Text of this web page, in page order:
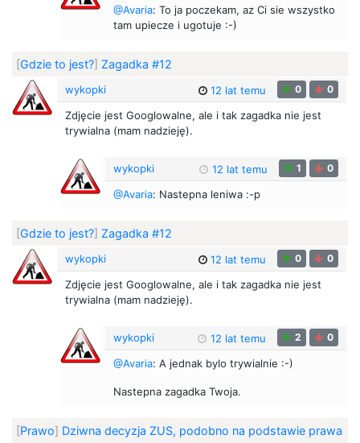
@Avaria: To ja poczekam, az Ci sie wszystko
tam upiecze i ugotuje :-)
[Gdzie to jest?] Zagadka #12
wykopki 12 lat temu 0 0
Zdjęcie jest Googlowalne, ale i tak zagadka nie jest
trywialna (mam nadzieję).
wykopki 12 lat temu 1 0
@Avaria: Nastepna leniwa :-p
[Gdzie to jest?] Zagadka #12
wykopki 12 lat temu 0 0
Zdjęcie jest Googlowalne, ale i tak zagadka nie jest
trywialna (mam nadzieję).
wykopki 12 lat temu 2 0
@Avaria: A jednak bylo trywialnie :-)
Nastepna zagadka Twoja.
[Prawo] Dziwna decyzja ZUS, podobno na podstawie prawa